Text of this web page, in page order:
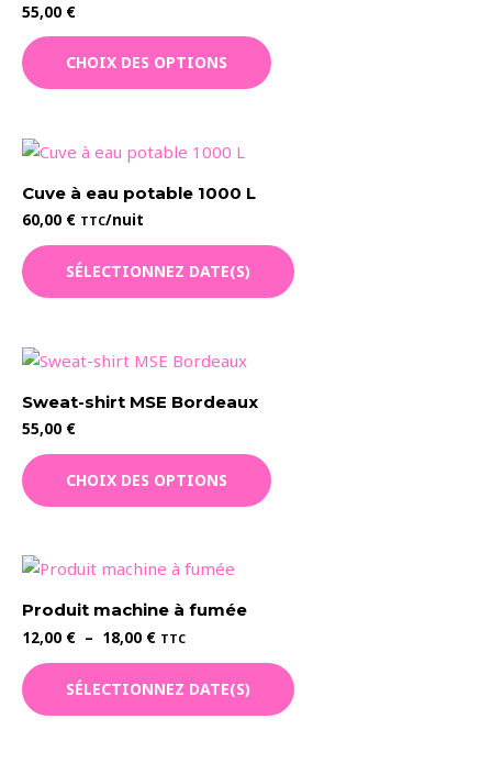
55,00 €
CHOIX DES OPTIONS
produit
être
choisies
Cuve à eau potable 1000 L
60,00 € TTC/nuit
SÉLECTIONNEZ DATE(S)
Sweat-shirt MSE Bordeaux
55,00 €
CHOIX DES OPTIONS
produit
être
choisies
Produit machine à fumée
12,00 € – 18,00 €Plage
12,00 €
à
TTC
SÉLECTIONNEZ DATE(S)
produit